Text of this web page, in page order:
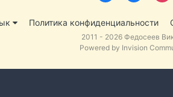
Политика конфиденциальности
2011 - 2026 Федосеев
Powered by Invision